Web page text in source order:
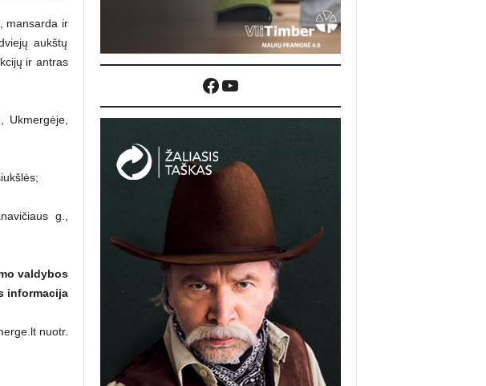
mansarda ir
aukštų
ir antras
Ukmergėje,
g.,
valdybos
informacija
nuotr.
Facebook
YouTube